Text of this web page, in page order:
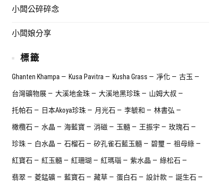
小闆公碎碎念
小闆娘分享
標籤
Ghanten Khampa Kusa Pavitra Kusha Grass 凈化 古玉
台灣礦物展 大溪地金珠 大溪地黑珍珠 山姆大叔
托帕石 日本Akoya珍珠 月光石 李毓和 林書弘
橄欖石 水晶 海藍寶 消磁 玉髓 王振宇 玫瑰石
珍珠 白水晶 石榴石 矽孔雀石藍玉髓 碧璽 祖母綠
紅寶石 紅玉髓 紅珊瑚 紅瑪瑙 紫水晶 綠松石
翡翠 菱錳礦 藍寶石 藏草 蛋白石 設計款 誕生石